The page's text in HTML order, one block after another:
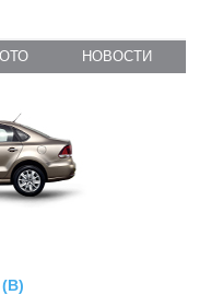
НОВОСТИ